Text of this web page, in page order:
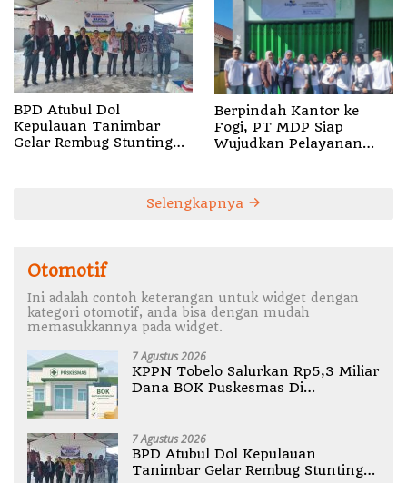
BPD Atubul Dol
Kepulauan Tanimbar
Gelar Rembug Stunting
Berpindah Kantor ke
Fogi, PT MDP Siap
Wujudkan Pelayanan
Selengkapnya
Otomotif
Ini adalah contoh keterangan untuk widget dengan
kategori otomotif, anda bisa dengan mudah
memasukkannya pada widget.
7 Agustus 2026
KPPN Tobelo Salurkan Rp5,3 Miliar
Dana BOK Puskesmas Di
7 Agustus 2026
BPD Atubul Dol Kepulauan
Tanimbar Gelar Rembug Stunting